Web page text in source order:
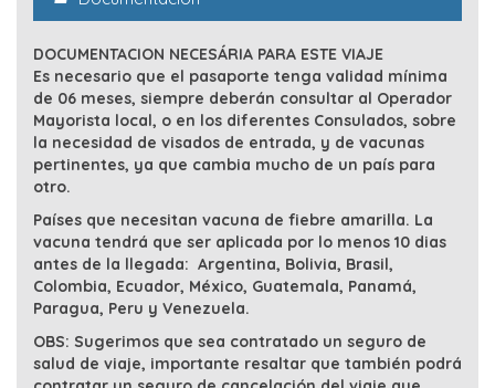
DOCUMENTACION NECESÁRIA PARA ESTE VIAJE
Es necesario que el pasaporte tenga validad mínima
de 06 meses, siempre deberán consultar al Operador
Mayorista local, o en los diferentes Consulados, sobre
la necesidad de visados de entrada, y de vacunas
pertinentes, ya que cambia mucho de un país para
otro.
Países que necesitan vacuna de fiebre amarilla. La
vacuna tendrá que ser aplicada por lo menos 10 dias
antes de la llegada: Argentina, Bolivia, Brasil,
Colombia, Ecuador, México, Guatemala, Panamá,
Paragua, Peru y Venezuela.
OBS: Sugerimos que sea contratado un seguro de
salud de viaje, importante resaltar que también podrá